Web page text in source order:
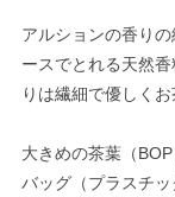
アルションの香り
ースでとれる天然
りは繊細で優しく
大きめの茶葉（
バッグ（プラスチ